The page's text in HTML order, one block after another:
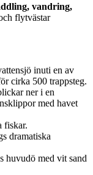
vandring,
flytvästar
inuti en av
cirka 500 trappsteg.
ner i en
med havet
fiskar.
dramatiska
huvudö med vit sand